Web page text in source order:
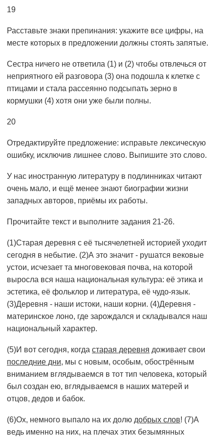
19
Расставьте знаки препинания: укажите все цифры, на
месте которых в предложении должны стоять запятые.
Сестра ничего не ответила (1) и (2) чтобы отвлечься от
неприятного ей разговора (3) она подошла к клетке с
птицами и стала рассеянно подсыпать зерно в
кормушки (4) хотя они уже были полны.
20
Отредактируйте предложение: исправьте лексическую
ошибку, исключив лишнее слово. Выпишите это слово.
У нас иностранную литературу в подлинниках читают
очень мало, и ещё менее знают биографии жизни
западных авторов, приёмы их работы.
Прочитайте текст и выполните задания 21-26.
(1)Старая деревня с её тысячелетней историей уходит
сегодня в небытие. (2)А это значит - рушатся вековые
устои, исчезает та многовековая почва, на которой
выросла вся наша национальная культура: её этика и
эстетика, её фольклор и литература, её чудо-язык.
(3)Деревня - наши истоки, наши корни. (4)Деревня -
материнское лоно, где зарождался и складывался наш
национальный характер.
(5)И вот сегодня, когда старая деревня доживает свои
последние дни, мы с новым, особым, обострённым
вниманием вглядываемся в тот тип человека, который
был создан ею, вглядываемся в наших матерей и
отцов, дедов и бабок.
(6)Ох, немного выпало на их долю добрых слов! (7)А
ведь именно на них, на плечах этих безымянных